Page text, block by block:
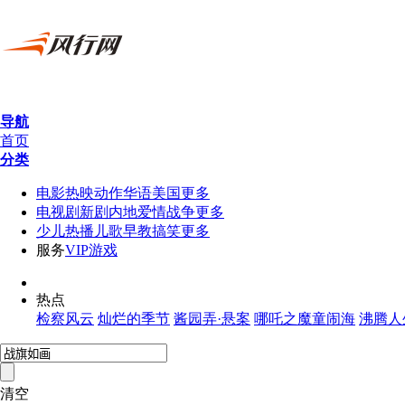
导航
首页
分类
电影热映动作华语美国更多
电视剧 新剧 内地爱情战争更多
少 儿热播 儿歌早教搞笑更多
服务VIP游戏
热点
检察风云 灿烂的季节 酱园弄·悬案 哪吒之魔童闹海 沸腾人
清空